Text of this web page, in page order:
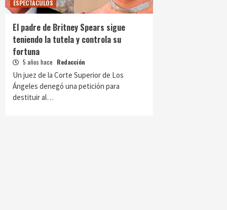
ESPECTACULOS
El padre de Britney Spears sigue
teniendo la tutela y controla su
fortuna
5 años hace Redacción
Un juez de la Corte Superior de Los
Ángeles denegó una petición para
destituir al…